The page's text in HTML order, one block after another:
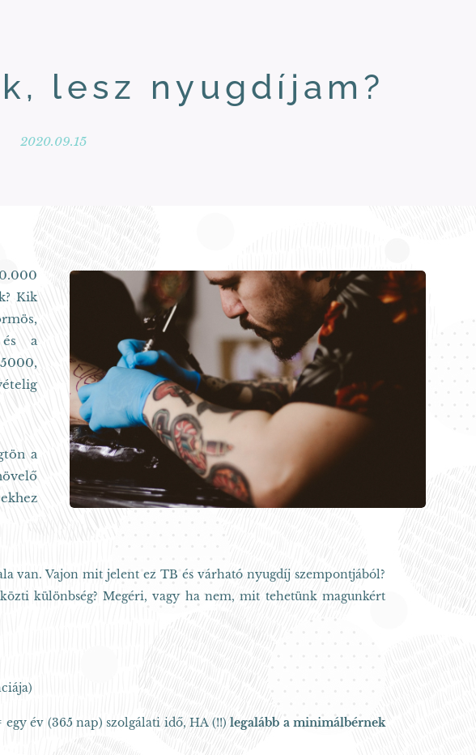
lesz nyugdíjam?
2020.09.15
Kik
és a
a
van. Vajon mit jelent ez TB és várható nyugdíj szempontjából?
különbség? Megéri, vagy ha nem, mit tehetünk magunkért
év (365 nap) szolgálati idő, HA (!!)legalább a minimálbérnek